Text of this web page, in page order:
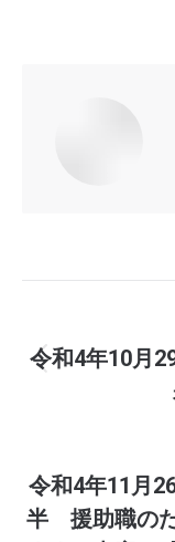
令和4年10月
令和4年11月
半 援助職の